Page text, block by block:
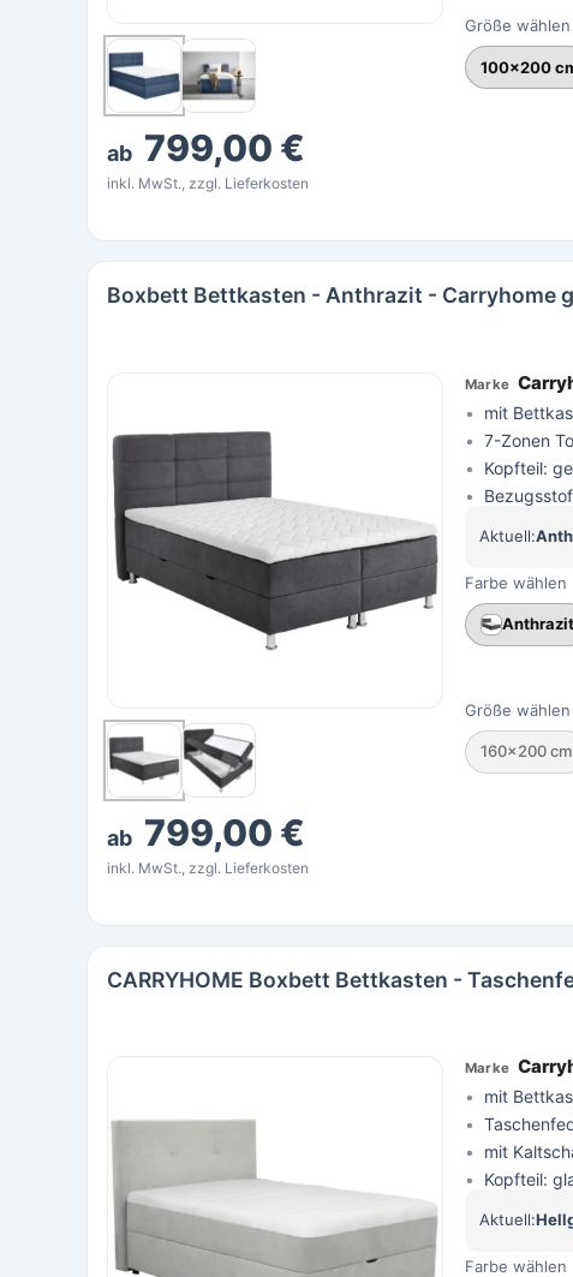
ab 799,00 €
inkl. MwSt., zzgl. Lieferkosten
Größe wählen
100×200
Boxbett Bettkasten - Anthrazit - Carryhome
ab 799,00 €
inkl. MwSt., zzgl. Lieferkosten
mit
7-Zonen
Kopfteil:
Aktuell:
Farbe wählen
Anthrazit
Größe wählen
160×200 cm
CARRYHOME Boxbett Bettkasten -
mit
mit
Kopfteil:
Aktuell:
Farbe wählen